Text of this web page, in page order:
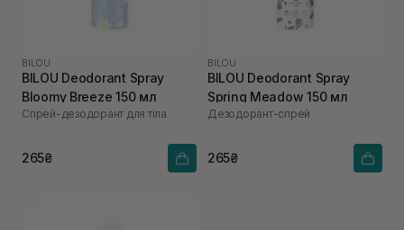
BILOU
BILOU Deodorant Spray
Bloomy Breeze 150 мл
Спрей-дезодорант для тіла
265₴
BILOU
BILOU Deodorant Spray
Spring Meadow 150 мл
Дезодорант-спрей
265₴